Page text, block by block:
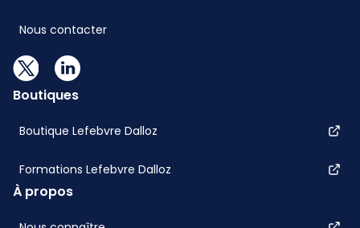
Nous contacter
Boutiques
Boutique Lefebvre Dalloz
Formations Lefebvre Dalloz
À propos